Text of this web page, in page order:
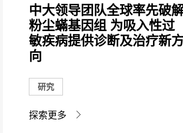
中大领导团队全球率先破
粉尘蟎基因组 为吸入性过
敏疾病提供诊断及治疗新
向
研究
探索更多